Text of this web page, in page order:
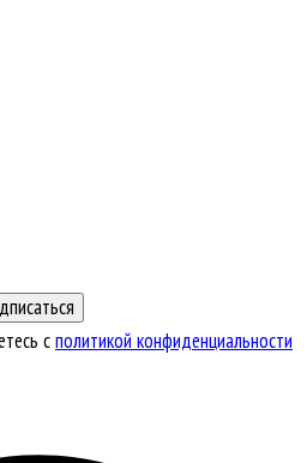
сполитикой конфиденциальности